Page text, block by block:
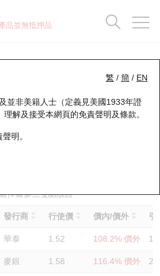
品並無抵押品
繁 / 簡 / EN
並非美籍人士（定義見美國1933年證
理解及接受本網頁的免責聲明及條款。
明。
3800 協鑫科技
擇最多三隻認股證
發行商 行使價 價內/價外 引
華泰 1.52 108.2% 價外
麥銀 1.58 116.4% 價外